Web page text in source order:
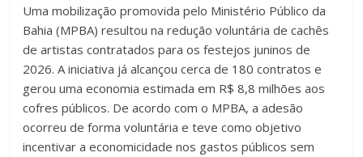
Uma mobilização promovida pelo Ministério Público da
Bahia (MPBA) resultou na redução voluntária de cachês
de artistas contratados para os festejos juninos de
2026. A iniciativa já alcançou cerca de 180 contratos e
gerou uma economia estimada em R$ 8,8 milhões aos
cofres públicos. De acordo com o MPBA, a adesão
ocorreu de forma voluntária e teve como objetivo
incentivar a economicidade nos gastos públicos sem